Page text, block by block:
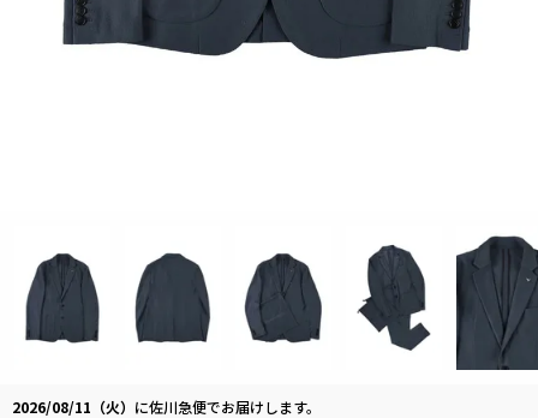
2026/08/11（火） に佐川急便でお届けします。